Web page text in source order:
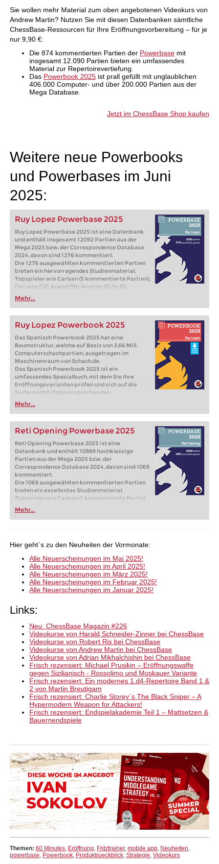
Sie wollen mehr Material zum oben angebotenen Videokurs von
Andrew Martin? Nutzen Sie mit diesen Datenbanken sämtliche
ChessBase-Ressourcen für Ihre Eröffnungsvorbereitung – für je
nur 9,90 €:
Die 874 kommentierten Partien der Powerbase mit
insgesamt 12.090 Partien bieten ein umfassendes
Material zur Repertoirevertiefung.
Das Powerbook 2025 ist prall gefüllt mit unglaublichen
406.000 Computer- und über 200.000 Partien aus der
Mega Database.
Jetzt im ChessBase Shop kaufen
Weitere neue Powerbooks
und Powerbases im Juni
2025:
Ruy Lopez Powerbase 2025
Ruy Lopez Powerbase 2025 ist eine Datenbank
und enthält insgesamt 12092 Partien aus der
Mega 2025 bzw. der Correspondence Database
2024, davon sind 1276 kommentiert.
Die 1276 ausgewählten kommentierten Partien
bieten ein hervorragendes Studienmaterial.
Topspieler wie Carlsen (5 kommentierte Partien),
Caruana (12), Anand (38), Aronian (3), So (3),
Kramnik (1), Nepomniachtchi (2), Karjakin (6), Giri
(16), Radjabov (2), Firouzja (3), Vitiugov (4), Yu
Yangyi (1) und Vidit (3) haben ihre Partien
Spanisch-Experten wie Marin (201) und Postny
Insgesamt sind es 12092 Partien, wobei der
Ratingschnitt mindestens 2640 beträgt (außer
Partien mit Kommentaren sowie der Spanisch-
Spezialisten Anand, Adams und Caruana)..
Mehr...
Ruy Lopez Powerbook 2025
Das Spanisch Powerbook 2025 hat eine
Baumstruktur, welche auf Basis von 3,66 Mill.
Computerschachpartien, ausgetragen im
Maschinenraum von Schach.de.
Das Spanisch Powerbook 2025 ist ein
umfassendes Spezialbuch, mit dem Sie Ihre
Eröffnungsvarianten prüfen und sich auf die
Suche nach Erfolg versprechenden
Erweiterungen für Ihr Repertoire begeben
können. Für die Neuauflage des Spanisch
Powerbook 2025 wurden erneut ausschließlich
verwendet. Die gewaltige Zahl von 3,66 Millionen
statistische Analysen nicht nur für alle Haupt-,
sondern auch für viele Nebenvarianten. Ein Muss
für alle Spanisch-Spieler! Das Spanisch
Powerbook 2025 ist ein Eröffnungsbuch, das Sie
mit Ihrem Fritz- oder ChessBase Programm
nutzen können. Es beinhaltet keine Datenbank -
im Lieferumfang sind also keine Partien
inbegriffen.
Mehr...
Reti Opening Powerbase 2025
Reti Opening Powerbase 2025 ist eine
Datenbank und enthält 10989 hochklassige
Partien aus der Mega 2025 bzw. der
Correspondence Database 2024, davon sind 1069
kommentiert.
Die 1069 ausgewählten kommentierten Partien
bieten ein exzellentes Studienmaterial.
Topspieler wie Carlsen (1 kommentierte Partie),
Anand (2), Anton Guijarro (1), Aronian (1), Duda (1),
Eljanov (1), Firouzja (2), Giri (6), Kramnik (4), Navara
(2), Nepomniachtchi (1), Praggnanandhaa (1),
Kommentare von Reti-Experten wie Ribli (181),
10989 Partien, wobei der Ratingschnitt
mindestens 2615 beträgt, außer von Partien mit
Kommentaren bzw. der Reti-Experten Hikaru
Nakamura (1034) und Rasmus Svane (832) sowie
Vladimir Kramnik (310).
Mehr...
Hier geht´s zu den Neuheiten der Vormonate:
Alle Neuerscheinungen im Mai 2025!
Alle Neuerscheinungen im April 2025!
Alle Neuerscheinungen im März 2025!
Alle Neuerscheinungen im Februar 2025!
Alle Neuerscheinungen im Januar 2025!
Links:
Neu: ChessBase Magazin #226
Videokurse von Harald Schneider-Zinner bei ChessBase
Videokurse von Robert Ris bei ChessBase
Videokurse von Andrew Martin bei ChessBase
Videokurse von Adrian Mikhalchishin bei ChessBase
Frisch rezensiert: Michael Prusikin – Eröffnungswaffe
gegen Sizilianisch - Rossolimo und Moskauer Variante
Frisch rezensiert: Ein modernes 1.d4-Repertoire Band 1 &
2 von Martin Breutigam
Frisch rezensiert: Charlie Storey´s The Black Sniper – A
Hypermodern Weapon for Attackers!
Frisch rezensiert: Endspielakademie Teil 1 – Mattsetzen &
Bauernendspiele
Themen: 60 Minutes, Eröffnung, Fritztrainer, mobile app, Neuheiten,
powerbase, Powerbook, Produktrueckblick, Strategie, Videokurs